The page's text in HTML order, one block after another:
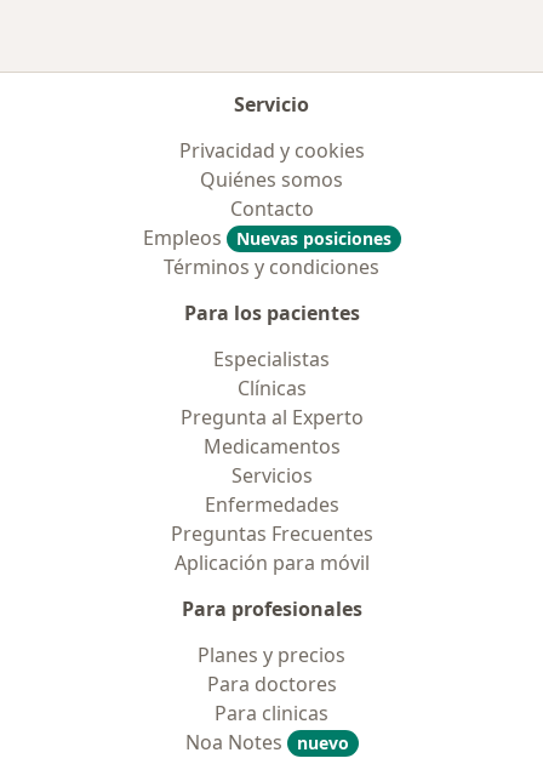
Servicio
Privacidad y cookies
Quiénes somos
Contacto
Empleos
Nuevas posiciones
Términos y condiciones
Para los pacientes
Especialistas
Clínicas
Pregunta al Experto
Medicamentos
Servicios
Enfermedades
Preguntas Frecuentes
Aplicación para móvil
Para profesionales
Planes y precios
Para doctores
Para clinicas
Noa Notes
nuevo